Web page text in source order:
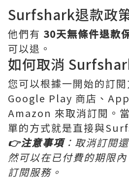
Surfshark退款政
他們有 30天無條件退款
可以退。
如何取消
您可以根據一開始的訂
Google Play 商店、
Amazon 來取消訂閱。
單的方式就是直接與
👉注意事項：取消訂閱
然可以在已付費的期限
訂閱服務。